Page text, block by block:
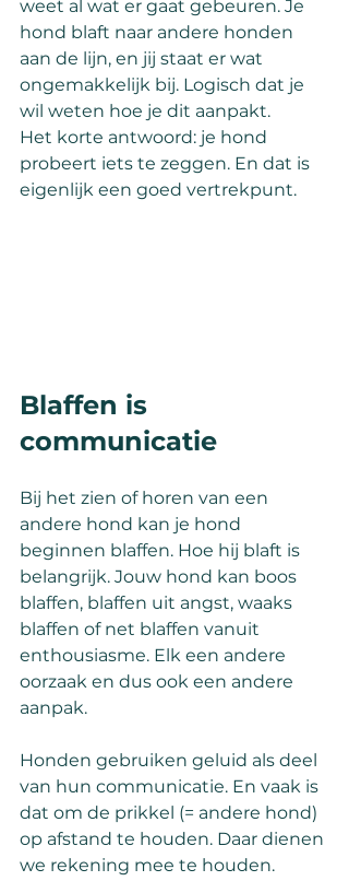
weet al wat er gaat gebeuren. Je
hond blaft naar andere honden
aan de lijn, en jij staat er wat
ongemakkelijk bij. Logisch dat je
wil weten hoe je dit aanpakt.
Het korte antwoord: je hond
probeert iets te zeggen. En dat is
eigenlijk een goed vertrekpunt.
Blaffen is
communicatie
Bij het zien of horen van een
andere hond kan je hond
beginnen blaffen. Hoe hij blaft is
belangrijk. Jouw hond kan boos
blaffen, blaffen uit angst, waaks
blaffen of net blaffen vanuit
enthousiasme. Elk een andere
oorzaak en dus ook een andere
aanpak.
Honden gebruiken geluid als deel
van hun communicatie. En vaak is
dat om de prikkel (= andere hond)
op afstand te houden. Daar dienen
we rekening mee te houden.